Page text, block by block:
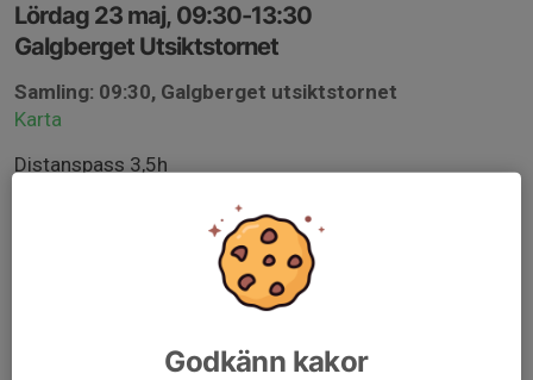
Lördag 23 maj, 09:30-13:30
Galgberget Utsiktstornet
Samling: 09:30, Galgberget utsiktstornet
Karta
Distanspass 3,5h
och sedan kör vi en tur norrut och kommer tillbaka till
Steninge kyrka för att förhoppningsvis hinna se
målgången och ev kanske det finns en glass till oss.
Vill man skarva på kan man göra det efter detta.
Godkänn kakor